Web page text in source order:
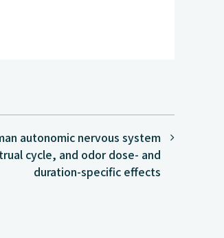
autonomic nervous system
cycle, and odor dose- and
duration-specific effects